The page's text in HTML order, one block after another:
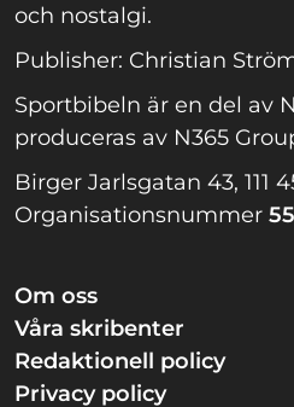
och nostalgi.
Publisher: Christian
Sportbibeln är en del av
produceras av N365
Birger Jarlsgatan 43, 111
Organisationsnummer
Om oss
Våra skribenter
Redaktionell policy
Privacy policy